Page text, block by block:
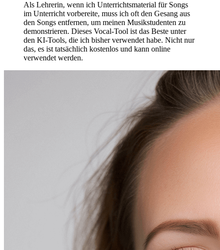
Als Lehrerin, wenn ich Unterrichtsmaterial für Songs
im Unterricht vorbereite, muss ich oft den Gesang aus
den Songs entfernen, um meinen Musikstudenten zu
demonstrieren. Dieses Vocal-Tool ist das Beste unter
den KI-Tools, die ich bisher verwendet habe. Nicht nur
das, es ist tatsächlich kostenlos und kann online
verwendet werden.